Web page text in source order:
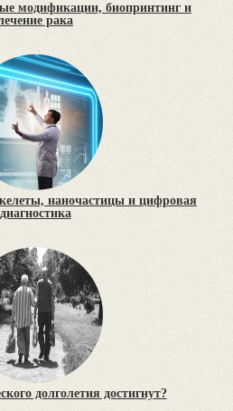
модификации, биопринтинг и
рака
наночастицы и цифровая
диагностика
долголетия достигнут?